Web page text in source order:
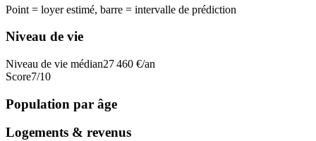
Point = loyer estimé, barre = intervalle de prédiction
Niveau de vie
Niveau de vie médian27 460 €/an
Score7/10
Population par âge
Logements & revenus